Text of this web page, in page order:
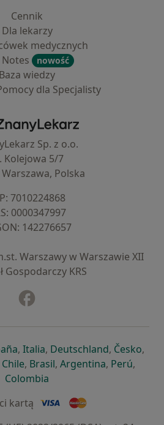
Cennik
Dla lekarzy
medycznych
nowość
Baza wiedzy
dla Specjalisty
ZnanyLekarz - Strona główna
Sp. z o.o.
Kolejowa 5/7
Warszawa, Polska
⁠7010224868
⁠0000347997
⁠142276657
Warszawy w Warszawie XII
Gospodarczy KRS
nowej karcie
się w nowej karcie
otwiera się w nowej karcie
, Italiaotwiera się w nowej
, Deutschlandotwiera się
, Česko,
w nowej karcie
się w nowej karcie
Chileotwiera się w nowej karcie
, Brasilotwiera się w nowej
, Argentinaotwiera się
, Perú,
Colombia
kartą